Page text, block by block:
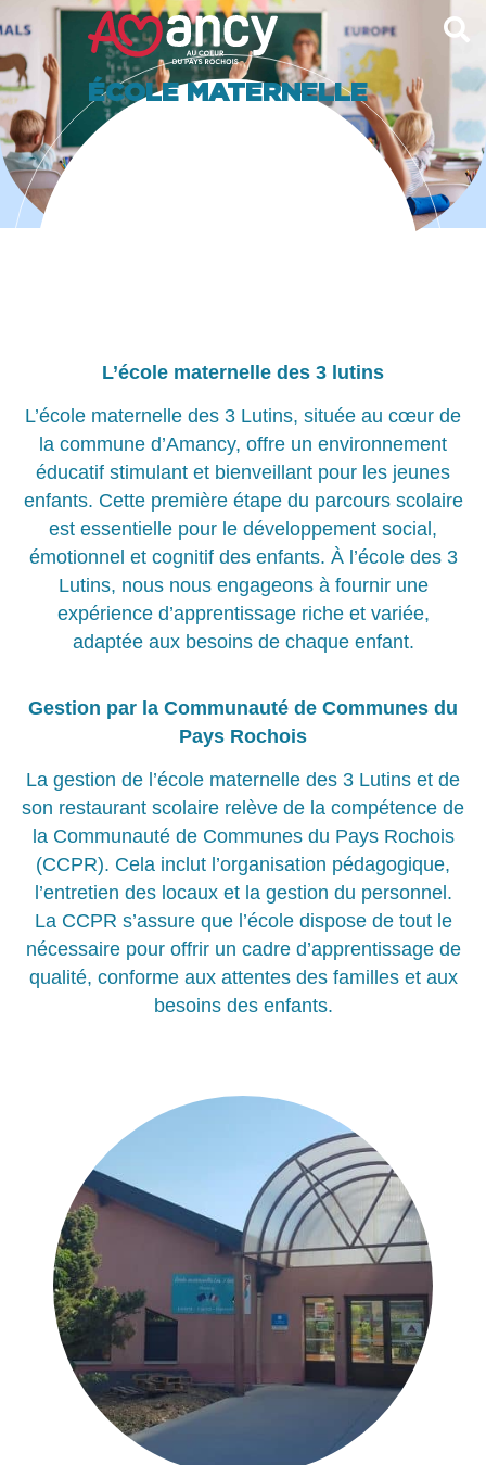
principal
ÉCOLE MATERNELLE
L’école maternelle des 3 lutins
L’école maternelle des 3 Lutins, située au cœur de
la commune d’Amancy, offre un environnement
éducatif stimulant et bienveillant pour les jeunes
enfants. Cette première étape du parcours scolaire
est essentielle pour le développement social,
émotionnel et cognitif des enfants. À l’école des 3
Lutins, nous nous engageons à fournir une
expérience d’apprentissage riche et variée,
adaptée aux besoins de chaque enfant.
Gestion par la Communauté de Communes du
Pays Rochois
La gestion de l’école maternelle des 3 Lutins et de
son restaurant scolaire relève de la compétence de
la Communauté de Communes du Pays Rochois
(CCPR). Cela inclut l’organisation pédagogique,
l’entretien des locaux et la gestion du personnel.
La CCPR s’assure que l’école dispose de tout le
nécessaire pour offrir un cadre d’apprentissage de
qualité, conforme aux attentes des familles et aux
besoins des enfants.